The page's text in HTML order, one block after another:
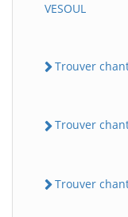
VESOUL
Trouver
Trouver
Trouver